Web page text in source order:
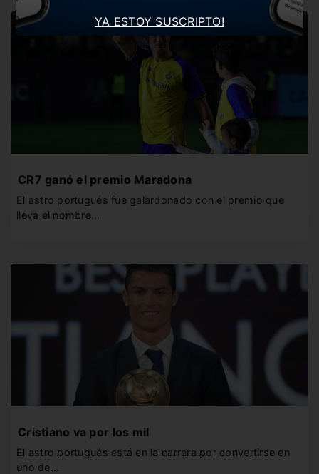
CR7 ganó el premio Maradona
El astro portugués fue galardonado con el premio que
lleva el nombre…
Cristiano va por los mil
El astro portugués está en la carrera por convertirse en
uno de…
YA ESTOY SUSCRIPTO!